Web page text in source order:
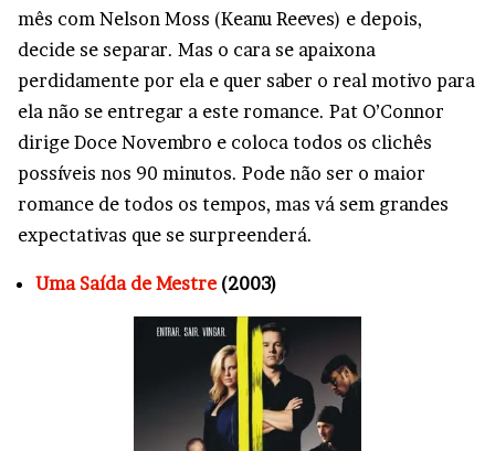
mês com Nelson Moss (Keanu Reeves) e depois,
decide se separar. Mas o cara se apaixona
perdidamente por ela e quer saber o real motivo para
ela não se entregar a este romance. Pat O’Connor
dirige Doce Novembro e coloca todos os clichês
possíveis nos 90 minutos. Pode não ser o maior
romance de todos os tempos, mas vá sem grandes
expectativas que se surpreenderá.
Uma Saída de Mestre(2003)